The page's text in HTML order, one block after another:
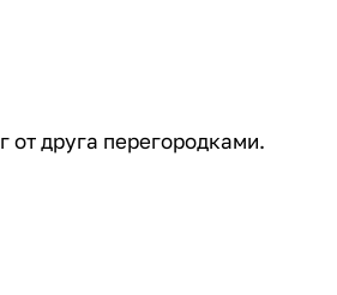
от друга перегородками.